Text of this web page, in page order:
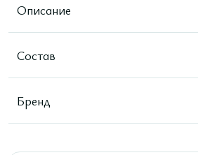
Описание
Состав
Бренд